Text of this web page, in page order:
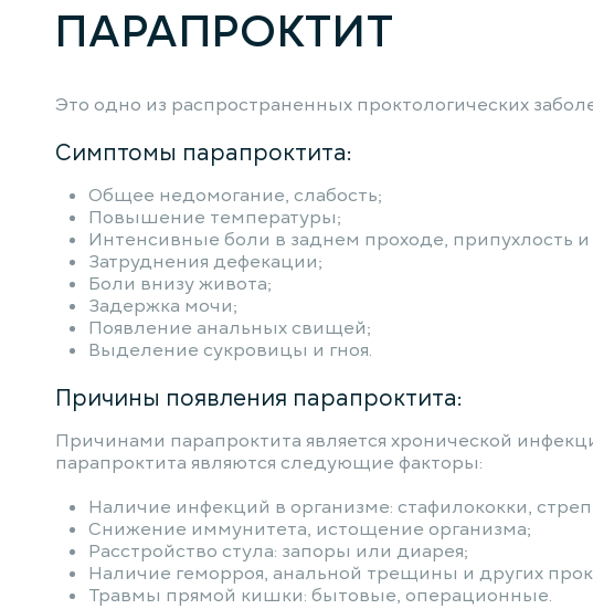
ПАРАПРОКТИТ
Это одно из распространенных проктологических
Симптомы парапроктита:
Общее недомогание, слабость;
Повышение температуры;
Интенсивные боли в заднем проходе, припухлость
Затруднения дефекации;
Боли внизу живота;
Задержка мочи;
Появление анальных свищей;
Выделение сукровицы и гноя.
Причины появления парапроктита:
Причинами парапроктита является хронической
парапроктита являются следующие факторы:
Наличие инфекций в организме: стафилококки,
Снижение иммунитета, истощение организма;
Расстройство стула: запоры или диарея;
Наличие геморроя, анальной трещины и других
Травмы прямой кишки: бытовые, операционные.